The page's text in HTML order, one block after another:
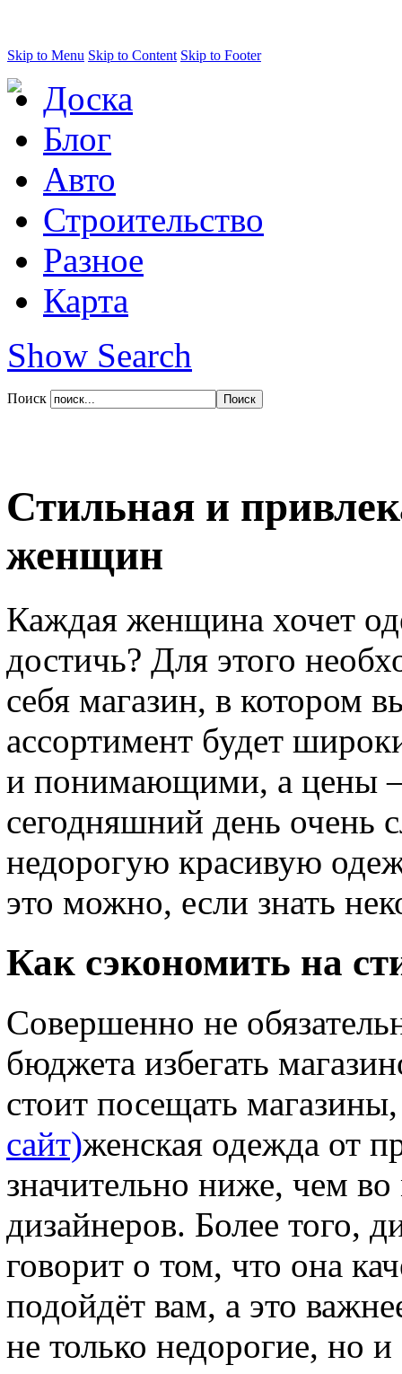
Skip to Menu Skip to Content Skip to Footer
Доска
Блог
Авто
Строительство
Разное
Карта
Show Search
Поиск
Стильная и
женщин
Каждая женщина хочет
достичь? Для этого
себя магазин, в котором
ассортимент будет
и понимающими, а цены
сегодняшний день очень
недорогую красивую
это можно, если знать
Как сэкономить на
Совершенно не
бюджета избегать
стоит посещать
сайт)женская одежда от
значительно ниже, чем
дизайнеров. Более того,
говорит о том, что она
подойдёт вам, а это
не только недорогие, но